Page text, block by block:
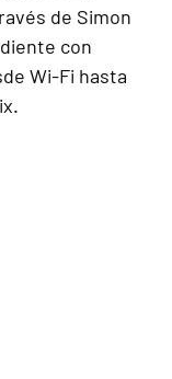
de Simon
con
Wi-Fi hasta